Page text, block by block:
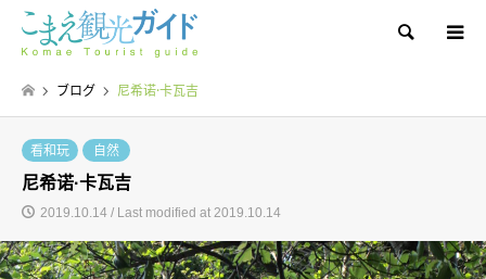
Search
ブログ 尼希诺·卡瓦吉
看和玩
自然
尼希诺·卡瓦吉
2019.10.14 / Last modified at 2019.10.14